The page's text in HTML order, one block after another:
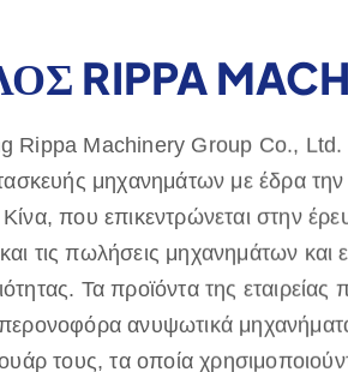
RIPPA
Rippa Machinery Group Co., Ltd.
μηχανημάτων με έδρα
που επικεντρώνεται στην
τις πωλήσεις μηχανημάτων και
Τα προϊόντα της εταιρείας
ανυψωτικά
τους, τα οποία